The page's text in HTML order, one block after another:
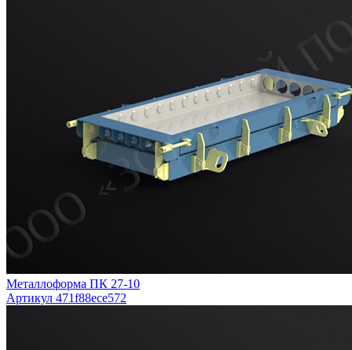
Металлоформа ПК 27-10
Артикул 471f88ece572